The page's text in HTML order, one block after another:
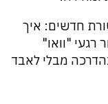
חדשים: איך
רגעי "וואו"
מבלי לאבד